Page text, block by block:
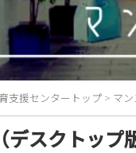
支援センタートップ > マ
スクトップ